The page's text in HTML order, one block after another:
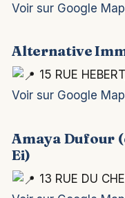
Voir sur Google
Alternative
15 RUE
Voir sur Google
Amaya Dufour
Ei)
13 RUE DU